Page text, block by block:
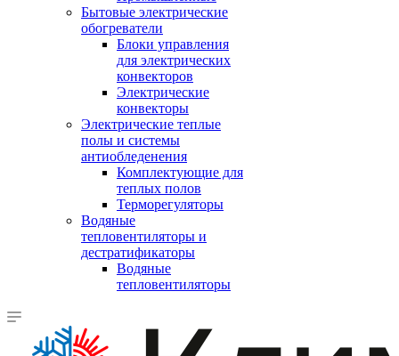
Бытовые электрические
обогреватели
Блоки управления
для электрических
конвекторов
Электрические
конвекторы
Электрические теплые
полы и системы
антиобледенения
Комплектующие для
теплых полов
Терморегуляторы
Водяные
тепловентиляторы и
дестратификаторы
Водяные
тепловентиляторы